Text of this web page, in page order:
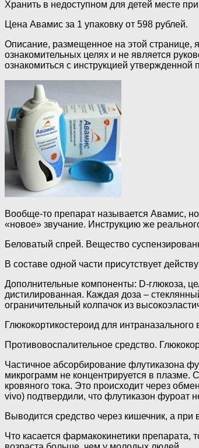
Хранить в недоступном для детей месте
Цена Авамис за 1 упаковку от 598 рублей.
Описание, размещенное на этой странице,
ознакомительных целях и не является
ознакомиться с инструкцией утвержденной
Вообще-то препарат называется Авамис,
«новое» звучание. Инструкцию же
Беловатый спрей. Вещество
В составе одной части присутствует
Дополнительные компоненты: D-глюкоза,
дистилированная. Каждая доза –
ограничительный колпачок из
Глюкокортикостероид для интраназального
Противовоспалительное средство.
Частичное абсорбирование флутиказона
микрограмм не концентрируется в плазме.
кровяного тока. Это происходит через
vivo) подтвердили, что флутиказон фуроат
Выводится средство через кишечник, а
Что касается фармакокинетики